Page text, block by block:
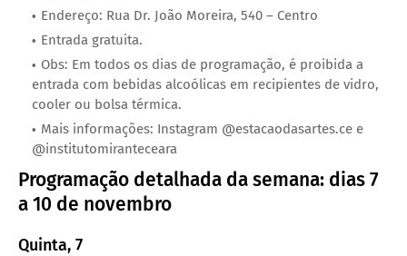
Endereço: Rua Dr. João Moreira, 540 – Centro
Entrada gratuita.
Obs: Em todos os dias de programação, é proibida a
entrada com bebidas alcoólicas em recipientes de vidro,
cooler ou bolsa térmica.
Mais informações: Instagram @estacaodasartes.ce e
@institutomiranteceara
Programação detalhada da semana: dias 7
a 10 de novembro
Quinta, 7